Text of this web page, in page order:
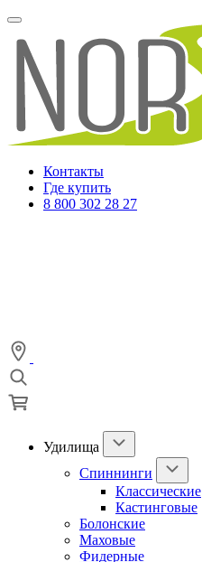
Контакты
Где купить
8 800 302 28 27
Удилища
Спиннинги
Классические
Кастинговые
Болонские
Маховые
Фидерные